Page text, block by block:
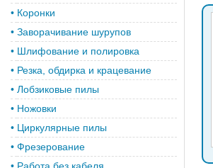
• Коронки
• Заворачивание шурупов
• Шлифование и полировка
• Резка, обдирка и крацевание
• Лобзиковые пилы
• Ножовки
• Циркулярные пилы
• Фрезерование